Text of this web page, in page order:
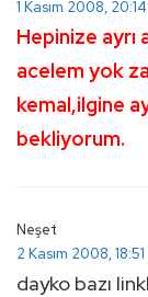
1 Kasım 2008, 20:14
Hepinize ayrı
acelem yok
kemal,ilgine
bekliyorum.
Neşet
2 Kasım 2008, 18:51
dayko bazı